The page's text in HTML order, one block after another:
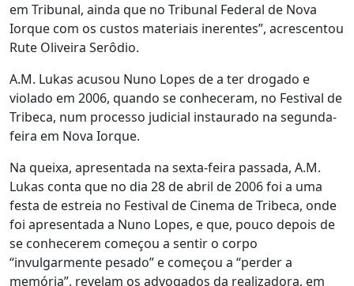
em Tribunal, ainda que no Tribunal Federal de Nova
Iorque com os custos materiais inerentes”, acrescentou
Rute Oliveira Serôdio.
A.M. Lukas acusou Nuno Lopes de a ter drogado e
violado em 2006, quando se conheceram, no Festival de
Tribeca, num processo judicial instaurado na segunda-
feira em Nova Iorque.
Na queixa, apresentada na sexta-feira passada, A.M.
Lukas conta que no dia 28 de abril de 2006 foi a uma
festa de estreia no Festival de Cinema de Tribeca, onde
foi apresentada a Nuno Lopes, e que, pouco depois de
se conhecerem começou a sentir o corpo
“invulgarmente pesado” e começou a “perder a
memória”, revelam os advogados da realizadora, em